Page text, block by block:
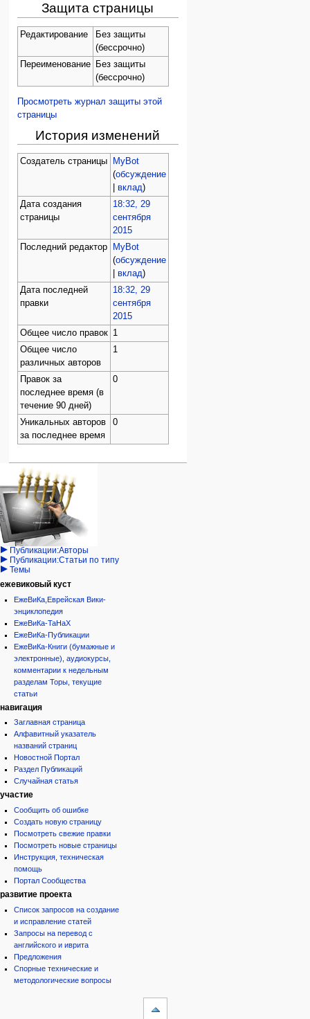
Защита страницы
Редактирование
Без защиты
(бессрочно)
Переименование
Без защиты
(бессрочно)
Просмотреть журнал защиты этой
страницы
История изменений
Создатель страницы
MyBot
(обсуждение
вклад)
Дата создания
страницы
18:32, 29
сентября
2015
Последний редактор
MyBot
(обсуждение
вклад)
Дата последней
правки
18:32, 29
сентября
2015
Общее число правок 1
Общее число
различных авторов
1
Правок за
последнее время (в
течение 90 дней)
0
Уникальных авторов
за последнее время
0
Навигация
персональные инструменты
войти
запрос
учётной
записи
категории
Израиль:Страна и
государство
Иудаизм
Народ
Проекты
Проекты/Участники/
дополнения
Публикации:Авторы
Публикации:Статьи по типу
Темы
ежевиковый куст
ЕжеВиКа,Еврейская Вики-
энциклопедия
ЕжеВиКа-ТаНаХ
ЕжеВиКа-Публикации
ЕжеВиКа-Книги (бумажные и
электронные), аудиокурсы,
комментарии к недельным
разделам Торы, текущие
статьи
навигация
Заглавная страница
Алфавитный указатель
названий страниц
Новостной Портал
Раздел Публикаций
Случайная статья
участие
Сообщить об ошибке
Создать новую страницу
Посмотреть свежие правки
Посмотреть новые страницы
Инструкция, техническая
помощь
Портал Сообщества
развитие проекта
Список запросов на создание
и исправление статей
Запросы на перевод с
английского и иврита
Предложения
Спорные технические и
методологические вопросы